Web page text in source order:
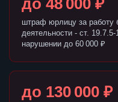
до 48 000 ₽
штраф юрлицу за работу
деятельности - ст.
нарушении до 60 000 ₽
до 130 000 ₽